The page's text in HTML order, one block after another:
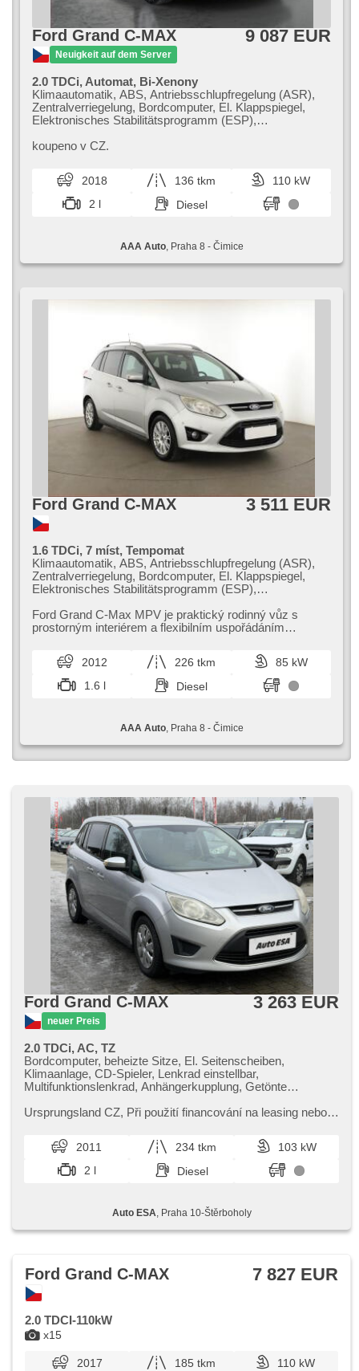
Ford Grand C-MAX
Neuigkeit auf dem Server
9 087 EUR
2.0 TDCi, Automat, Bi-Xenony
Klimaautomatik, ABS, Antriebsschlupfregelung (ASR),
Zentralverriegelung, Bordcomputer, El. Klappspiegel,
Elektronisches Stabilitätsprogramm (ESP),
Taste, Anhängerkupplung, Reifendrucksensor, USB, 6x
Seitenscheiben, Dachträger, Autoradio,
Automatikgetriebe
koupeno v CZ.
2018 136 tkm
110 kW
2 l
Diesel
AAA Auto, Praha 8 - Čimice
Ford Grand C-MAX 3 511 EUR
1.6 TDCi, 7 míst, Tempomat
Klimaautomatik, ABS, Antriebsschlupfregelung (ASR),
Zentralverriegelung, Bordcomputer, El. Klappspiegel,
Elektronisches Stabilitätsprogramm (ESP),
Reifendrucksensor, USB, 6x Airbag, automatikparken,
El. Spiegel, Servolenkung, El. Seitenscheiben,
Ford Grand C​-Max MPV je praktický rodinný vůz s
prostorným interiérem a flexibilním uspořádáním
2012 226 tkm
85 kW
1.6 l
Diesel
AAA Auto, Praha 8 - Čimice
Ford Grand C-MAX
neuer Preis
3 263 EUR
2.0 TDCi, AC, TZ
Bordcomputer, beheizte Sitze, El. Seitenscheiben,
Klimaanlage, CD-Spieler, Lenkrad einstellbar,
Multifunktionslenkrad, Anhängerkupplung, Getönte
beheizte Frontscheibe, Zentralverriegelung mit
(ESP), ABS, isofix, Wegfahrsperre, 6x Airbag
Ursprungsland CZ,​ Při použití financování na leasing nebo
svátků) 9.00​-22.0...
2011 234 tkm
103 kW
2 l
Diesel
Auto ESA , Praha 10-Štěrboholy
x15
Ford Grand C-MAX 7 827 EUR
2.0 TDCI-110kW
2017 185 tkm
110 kW